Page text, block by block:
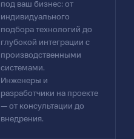
под ваш бизнес: от
индивидуального
подбора технологий до
глубокой интеграции с
производственными
системами.
Инженеры и
разработчики на проекте
— от консультации до
внедрения.